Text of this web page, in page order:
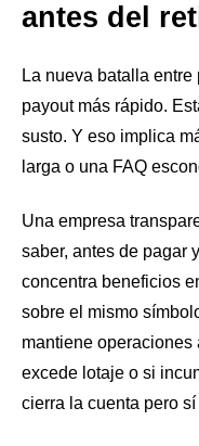
antes del
La nueva batalla entre
payout más rápido.
susto. Y eso implica
larga o una FAQ
Una empresa
saber, antes de pagar
concentra beneficios
sobre el mismo
mantiene operaciones
excede lotaje o si
cierra la cuenta pero